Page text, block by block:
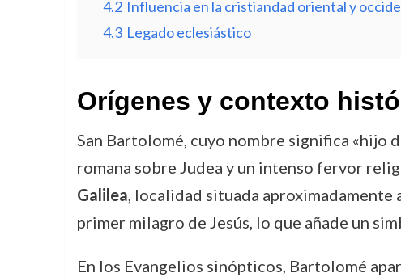
4.2 Influencia en la cristiandad oriental y
4.3 Legado eclesiástico
Orígenes y contexto
San Bartolomé, cuyo nombre significa «hijo
romana sobre Judea y un intenso fervor
Galilea, localidad situada aproximadamente
primer milagro de Jesús, lo que añade un
En los Evangelios sinópticos, Bartolomé